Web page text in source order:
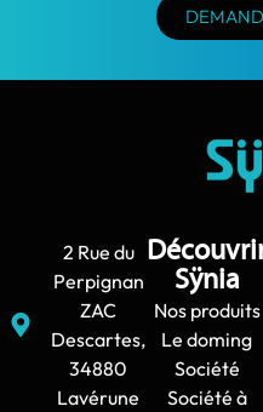
2 Rue du
Perpignan
ZAC
Descartes,
34880
Lavérune
Sÿnia
Nos produits
Le doming
Société
Société à